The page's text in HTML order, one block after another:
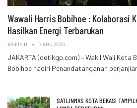
Wawali Harris Bobihoe : Kolaborasi
Hasilkan Energi Terbarukan
ARIFIN D 7 AGU 2026
JAKARTA (detikgp.com) – Wakil Wali Kota
Bobihoe hadiri Penandatanganan
SATLINMAS KOTA BEKASI